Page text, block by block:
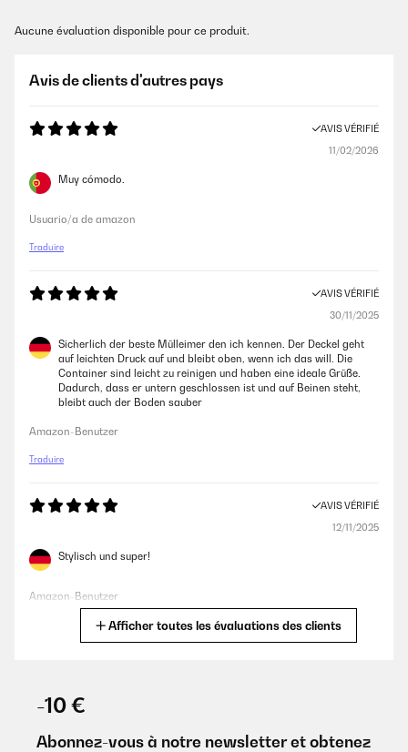
Aucune évaluation disponible pour ce produit.
Avis de clients d'autres pays
AVIS VÉRIFIÉ
11/02/2026
Muy cómodo.
Usuario/a de amazon
Traduire
AVIS VÉRIFIÉ
30/11/2025
Sicherlich der beste Mülleimer den ich kennen. Der Deckel geht
auf leichten Druck auf und bleibt oben, wenn ich das will. Die
Container sind leicht zu reinigen und haben eine ideale Grüße.
Dadurch, dass er untern geschlossen ist und auf Beinen steht,
bleibt auch der Boden sauber
Amazon-Benutzer
Traduire
AVIS VÉRIFIÉ
12/11/2025
Stylisch und super!
Amazon-Benutzer
passe très bien dans ma cuisine.
Afficher toutes les évaluations des clients
-10 €
Abonnez-vous à notre newsletter et obtenez